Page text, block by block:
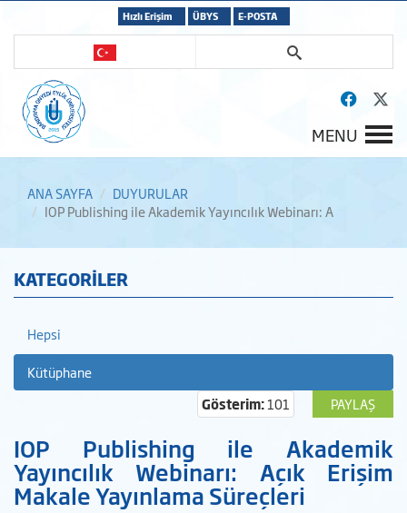
Hızlı Erişim ÜBYS E-POSTA
MENU
ANA SAYFA
DUYURULAR
IOP Publishing ile Akademik Yayıncılık Webinarı: A
KATEGORİLER
Hepsi
Kütüphane
PAYLAŞ
Gösterim:101
IOP Publishing ile Akademik
Yayıncılık Webinarı: Açık Erişim
Makale Yayınlama Süreçleri